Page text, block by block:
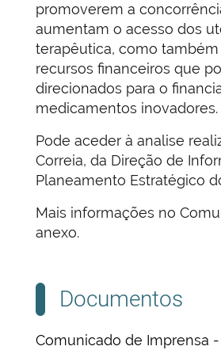
promoverem a
aumentam o acesso dos
terapêutica, como
recursos financeiros que
direcionados para o
medicamentos inovadores.
Pode aceder à analise
Correia, da Direção de
Planeamento Estratégico
Mais informações no
anexo.
Documentos
Comunicado de Imprensa